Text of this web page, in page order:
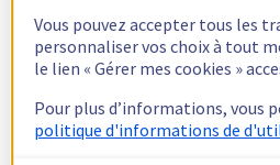
Vous pouvez accepter tous les
personnaliser vos choix à tout
le lien « Gérer mes cookies »
Pour plus d’informations, vous
politique d'informations de